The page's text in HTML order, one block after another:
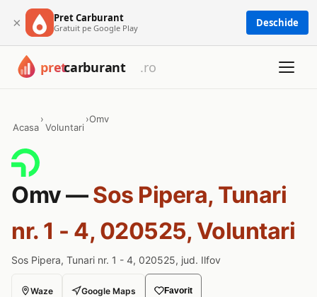
× Pret Carburant
Gratuit pe Google Play Deschide
Acasa
›
Voluntari
›Omv
Omv —Sos Pipera, Tunari
nr. 1 - 4, 020525, Voluntari
Sos Pipera, Tunari nr. 1 - 4, 020525, jud. Ilfov
Waze Google Maps Favorit